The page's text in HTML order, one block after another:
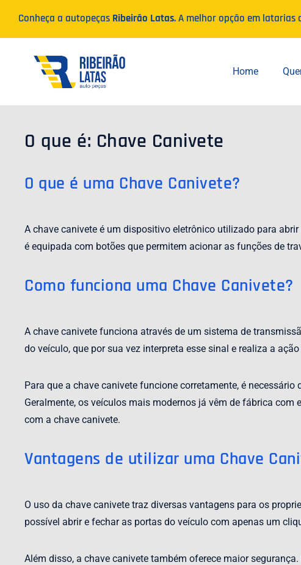
o
conteúdo
Conheça a autopeças Ribeirão Latas. A melhor opção em
Home
O que é: Chave Canivete
O que é uma Chave Canivete?
A chave canivete é um dispositivo eletrônico utilizado para
é equipada com botões que permitem acionar as funções de
Como funciona uma Chave Canivete?
A chave canivete funciona através de um sistema de
do veículo, que por sua vez interpreta esse sinal e realiza a
Para que a chave canivete funcione corretamente, é
Geralmente, os veículos mais modernos já vêm de fábrica
com a chave canivete.
Vantagens de utilizar uma Chave
O uso da chave canivete traz diversas vantagens para os
possível abrir e fechar as portas do veículo com apenas um
Além disso, a chave canivete também oferece maior